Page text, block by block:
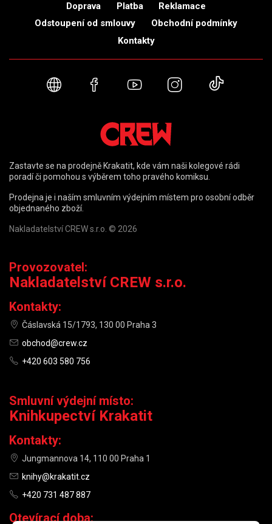
Doprava Platba
Reklamace
Odstoupení od smlouvy
Obchodní podmínky
Kontakty
Webové stránky
FacebookYouTubeInstagram
Zastavte se na prodejně Krakatit, kde vám naši kolegové rádi
poradí či pomohou s výběrem toho pravého komiksu.
Prodejna je i naším smluvním výdejním místem pro osobní odběr
objednaného zboží.
Nakladatelství CREW s.r.o. © 2026
Provozovatel:
Nakladatelství CREW s.r.o.
Kontakty:
Čáslavská 15/1793, 130 00 Praha 3
obchod@crew.cz
+420 603 580 756
Smluvní výdejní místo:
Knihkupectví Krakatit
Kontakty:
Jungmannova 14, 110 00 Praha 1
knihy@krakatit.cz
+420 731 487 887
Otevírací doba: